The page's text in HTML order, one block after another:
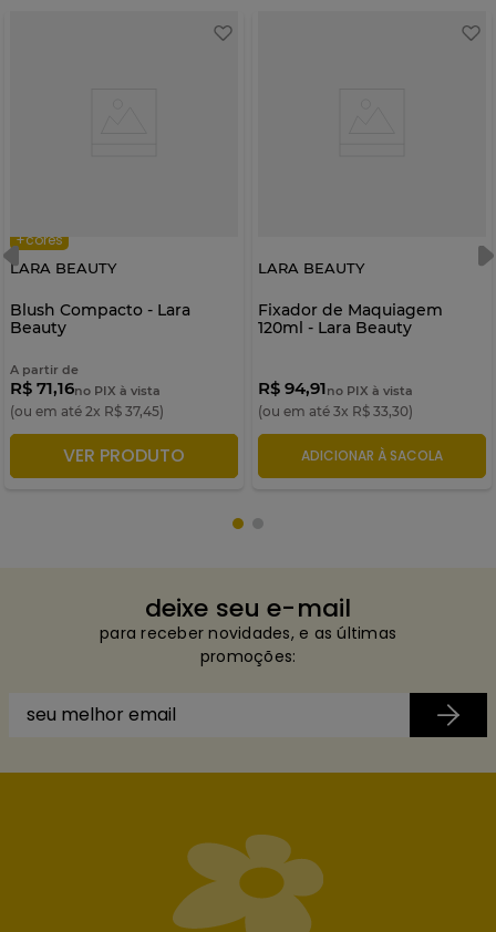
+cores
LARA BEAUTY
Blush Compacto - Lara
Beauty
A partir de
R$ 71,16no PIX à vista
(ou em até 2x R$ 37,45)
ADICIONAR À SACOLA
VER PRODUTO
LARA BEAUTY
Fixador de Maquiagem
120ml - Lara Beauty
R$ 94,91no PIX à vista
(ou em até 3x R$ 33,30)
ADICIONAR À SACOLA
deixe seu e-mail
para receber novidades, e as últimas
promoções: